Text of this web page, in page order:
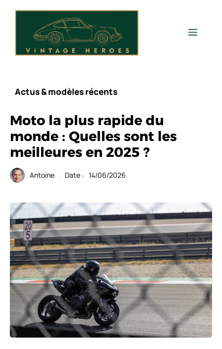
Menu
Actus & modèles récents
Moto la plus rapide du
monde : Quelles sont les
meilleures en 2025 ?
Antoine Date : 14/06/2026